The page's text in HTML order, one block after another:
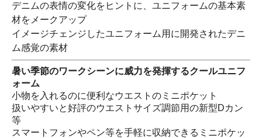
デニムの表情の変化をヒントに、ユニフォームの基本素
材をメークアップ
イメージチェンジしたユニフォーム用に開発されたデニ
ム感覚の素材
暑い季節のワークシーンに威力を発揮するクールユニフ
ォーム
小物を入れるのに便利なウエストのミニポケット
扱いやすいと好評のウエストサイズ調節用の新型Dカン
等
スマートフォンやペン等を手軽に収納できるミニポケッ